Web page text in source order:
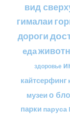
вид
гималаи
дороги
еда
здоровье
кайтсерфинг
музеи о
парки паруса